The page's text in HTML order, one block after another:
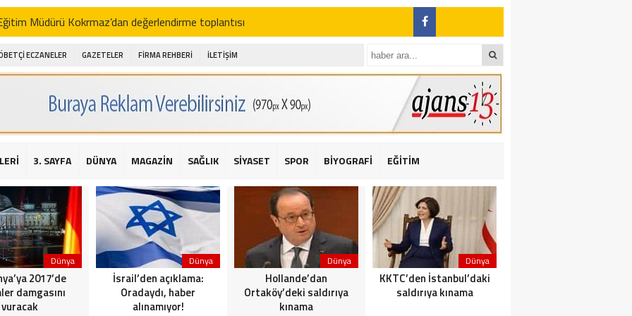
Müdürü Kokrmaz’dan değerlendirme toplantısı
Alibeyoğlu, Aile Destek Merkezini ziyaret etti
ıhlamur piyasalarda
şehitleri için bayraklı kayak gösterileri düzenlenecek
için yardım kermesi
2016 yılı değerlendirmesi
Sarıyer Çayırbaşı Cezayirli Hasan Paşa Camii’nde silahlı saldırı: 2 yaralı
Bahçeli’den Reina’ya düzenlenen terör saldırısına ilişkin açıklama
ECZANELER GAZETELER FİRMA REHBERİ İLETİŞİM
3. SAYFA DÜNYA MAGAZİN SAĞLIK SİYASET SPOR BİYOGRAFİ EĞİTİM
Dünya
2017’de
damgasını
vuracak
Dünya
İsrail’den açıklama:
Oradaydı, haber
alınamıyor!
Dünya
Hollande’dan
Ortaköy’deki saldırıya
kınama
Dünya
KKTC’den İstanbul’daki
saldırıya kınama